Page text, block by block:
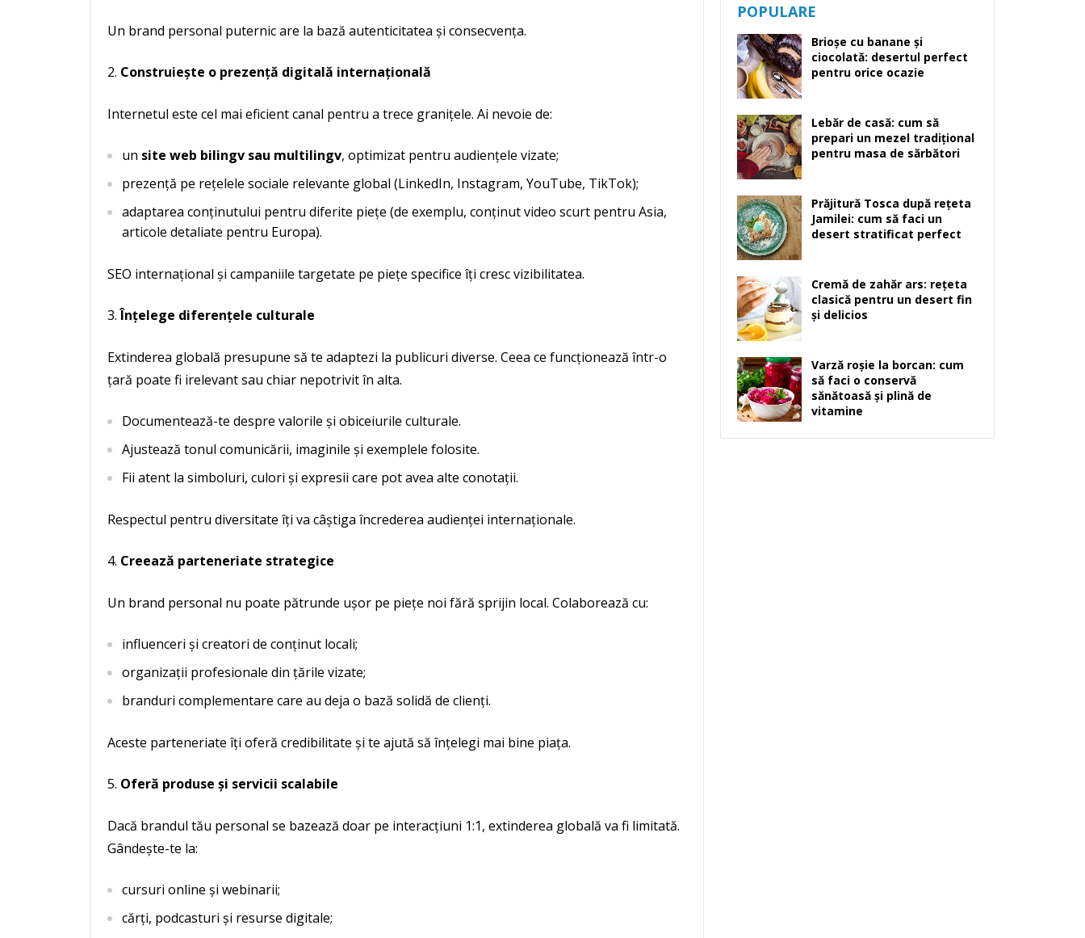
Un brand personal puternic are la bază autenticitatea și consecvența.
Construiește o prezență digitală internațională
Internetul este cel mai eficient canal pentru a trece granițele. Ai nevoie de:
un site web bilingv sau multilingv, optimizat pentru audiențele vizate;
prezență pe rețelele sociale relevante global (LinkedIn, Instagram, YouTube, TikTok);
adaptarea conținutului pentru diferite piețe (de exemplu, conținut video scurt pentru Asia,
articole detaliate pentru Europa).
SEO internațional și campaniile targetate pe piețe specifice îți cresc vizibilitatea.
Înțelege diferențele culturale
Extinderea globală presupune să te adaptezi la publicuri diverse. Ceea ce funcționează într-o
țară poate fi irelevant sau chiar nepotrivit în alta.
Documentează-te despre valorile și obiceiurile culturale.
Ajustează tonul comunicării, imaginile și exemplele folosite.
Fii atent la simboluri, culori și expresii care pot avea alte conotații.
Respectul pentru diversitate îți va câștiga încrederea audienței internaționale.
Creează parteneriate strategice
Un brand personal nu poate pătrunde ușor pe piețe noi fără sprijin local. Colaborează cu:
influenceri și creatori de conținut locali;
organizații profesionale din țările vizate;
branduri complementare care au deja o bază solidă de clienți.
Aceste parteneriate îți oferă credibilitate și te ajută să înțelegi mai bine piața.
Oferă produse și servicii scalabile
Dacă brandul tău personal se bazează doar pe interacțiuni 1:1, extinderea globală va fi limitată.
Gândește-te la:
cursuri online și webinarii;
cărți, podcasturi și resurse digitale;
POPULARE
Brioșe cu banane și
ciocolată: desertul perfect
pentru orice ocazie
Lebăr de casă: cum să
prepari un mezel tradițional
pentru masa de sărbători
Prăjitură Tosca după rețeta
Jamilei: cum să faci un
desert stratificat perfect
Cremă de zahăr ars: rețeta
clasică pentru un desert fin
și delicios
Varză roșie la borcan: cum
să faci o conservă
sănătoasă și plină de
vitamine